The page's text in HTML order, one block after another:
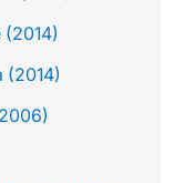
(2014)